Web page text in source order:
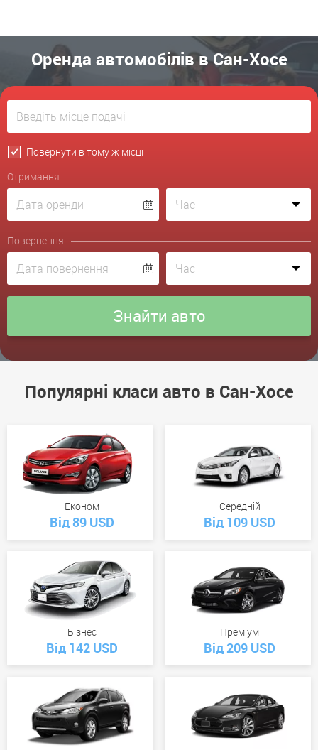
Оренда автомобілів в Сан-Хосе
Повернути в тому ж місці
Отримання
Повернення
Популярні класи авто в Сан-Хосе
Економ
Від 89 USD
Середній
Від 109 USD
Бізнес
Від 142 USD
Преміум
Від 209 USD